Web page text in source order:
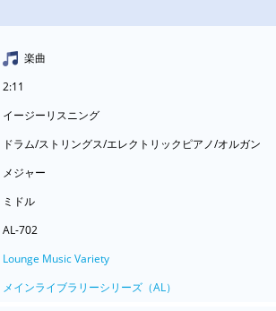
楽曲
2:11
イージーリスニング
ドラム/ストリングス/エレクトリックピアノ/オルガン
メジャー
ミドル
AL-702
Lounge Music Variety
メインライブラリーシリーズ（AL）